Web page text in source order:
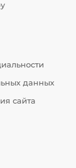
данных
сайта